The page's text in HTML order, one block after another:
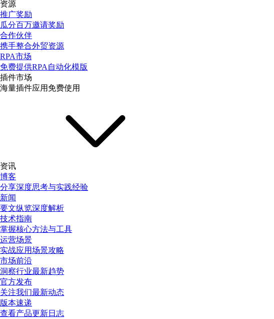
资源
推广奖励
瓜分百万邀请奖励
合作伙伴
携手整合外贸资源
RPA市场
免费提供RPA自动化模版
插件市场
海量插件应用免费使用
资讯
博客
分享深度思考与实践经验
新闻
要文纵览深度解析
技术指南
掌握核心方法与工具
运营场景
实战应用场景攻略
市场前沿
洞察行业最新趋势
官方发布
关注我们最新动态
版本速递
查看产品更新日志